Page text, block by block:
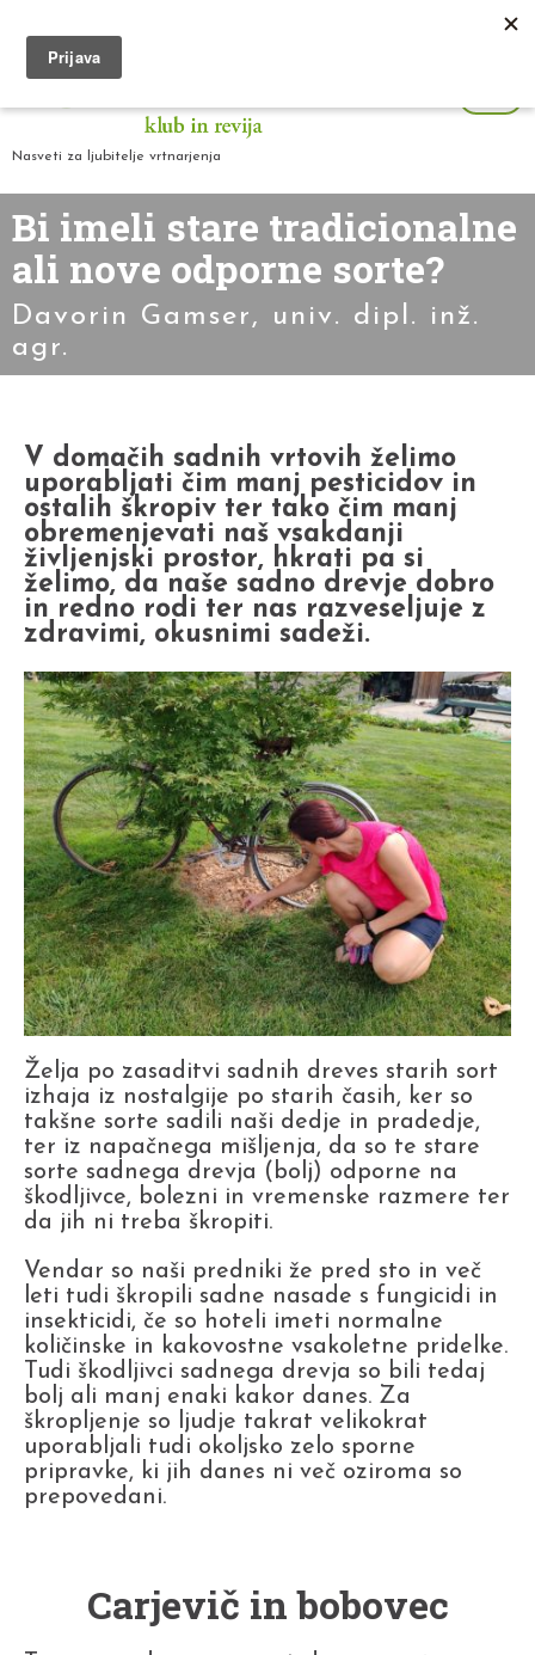
Nasveti za ljubitelje vrtnarjenja
Bi imeli stare tradicionalne
ali nove odporne sorte?
Davorin Gamser, univ. dipl. inž.
agr.
V domačih sadnih vrtovih želimo
uporabljati čim manj pesticidov in
ostalih škropiv ter tako čim manj
obremenjevati naš vsakdanji
življenjski prostor, hkrati pa si
želimo, da naše sadno drevje dobro
in redno rodi ter nas razveseljuje z
zdravimi, okusnimi sadeži.
Želja po zasaditvi sadnih dreves starih sort
izhaja iz nostalgije po starih časih, ker so
takšne sorte sadili naši dedje in pradedje,
ter iz napačnega mišljenja, da so te stare
sorte sadnega drevja (bolj) odporne na
škodljivce, bolezni in vremenske razmere ter
da jih ni treba škropiti.
Vendar so naši predniki že pred sto in več
leti tudi škropili sadne nasade s fungicidi in
insekticidi, če so hoteli imeti normalne
količinske in kakovostne vsakoletne pridelke.
Tudi škodljivci sadnega drevja so bili tedaj
bolj ali manj enaki kakor danes. Za
škropljenje so ljudje takrat velikokrat
uporabljali tudi okoljsko zelo sporne
pripravke, ki jih danes ni več oziroma so
prepovedani.
Carjevič in bobovec